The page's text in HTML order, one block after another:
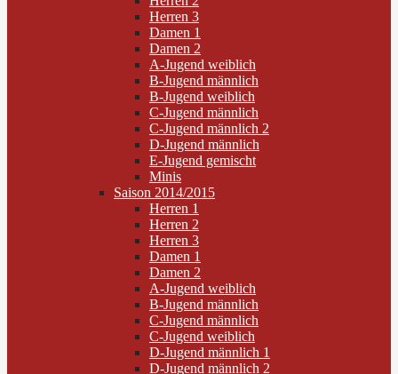
Herren 3
Damen 1
Damen 2
A-Jugend weiblich
B-Jugend männlich
B-Jugend weiblich
C-Jugend männlich
C-Jugend männlich 2
D-Jugend männlich
E-Jugend gemischt
Minis
Saison 2014/2015
Herren 1
Herren 2
Herren 3
Damen 1
Damen 2
A-Jugend weiblich
B-Jugend männlich
C-Jugend männlich
C-Jugend weiblich
D-Jugend männlich 1
D-Jugend männlich 2